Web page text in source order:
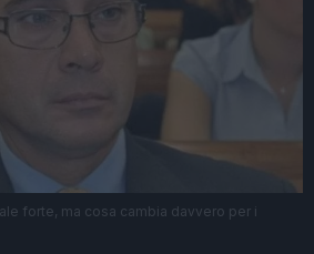
forte, ma cosa cambia davvero per i